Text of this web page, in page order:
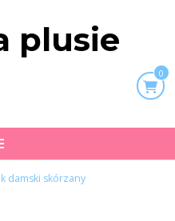
plusie
0
damski skórzany